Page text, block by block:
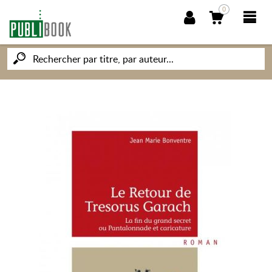
0
NOUVEAUTÉS
SOCIÉTÉ DES ÉCRIVAINS
MON PETIT ÉDITEUR